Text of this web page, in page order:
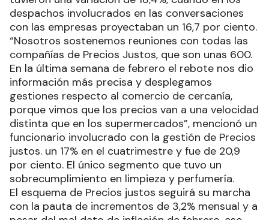
despachos involucrados en las conversaciones
con las empresas proyectaban un 16,7 por ciento.
“Nosotros sostenemos reuniones con todas las
compañías de Precios Justos, que son unas 600.
En la última semana de febrero el rebote nos dio
información más precisa y desplegamos
gestiones respecto al comercio de cercanía,
porque vimos que los precios van a una velocidad
distinta que en los supermercados”, mencionó un
funcionario involucrado con la gestión de Precios
justos. un 17% en el cuatrimestre y fue de 20,9
por ciento. El único segmento que tuvo un
sobrecumplimiento en limpieza y perfumería.
El esquema de Precios justos seguirá su marcha
con la pauta de incrementos de 3,2% mensual y a